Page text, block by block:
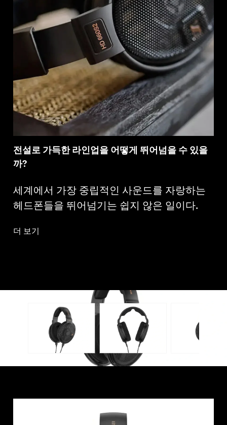
전설로 가득한 라인업을 어떻게 뛰어넘을 수 있을
까?
세계에서 가장 중립적인 사운드를 자랑하는
헤드폰들을 뛰어넘기는 쉽지 않은 일이다.
더 보기